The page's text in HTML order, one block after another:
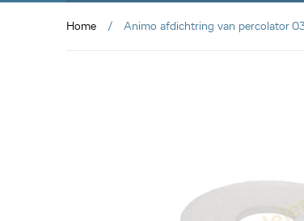
Home Animo afdichtring van percolator